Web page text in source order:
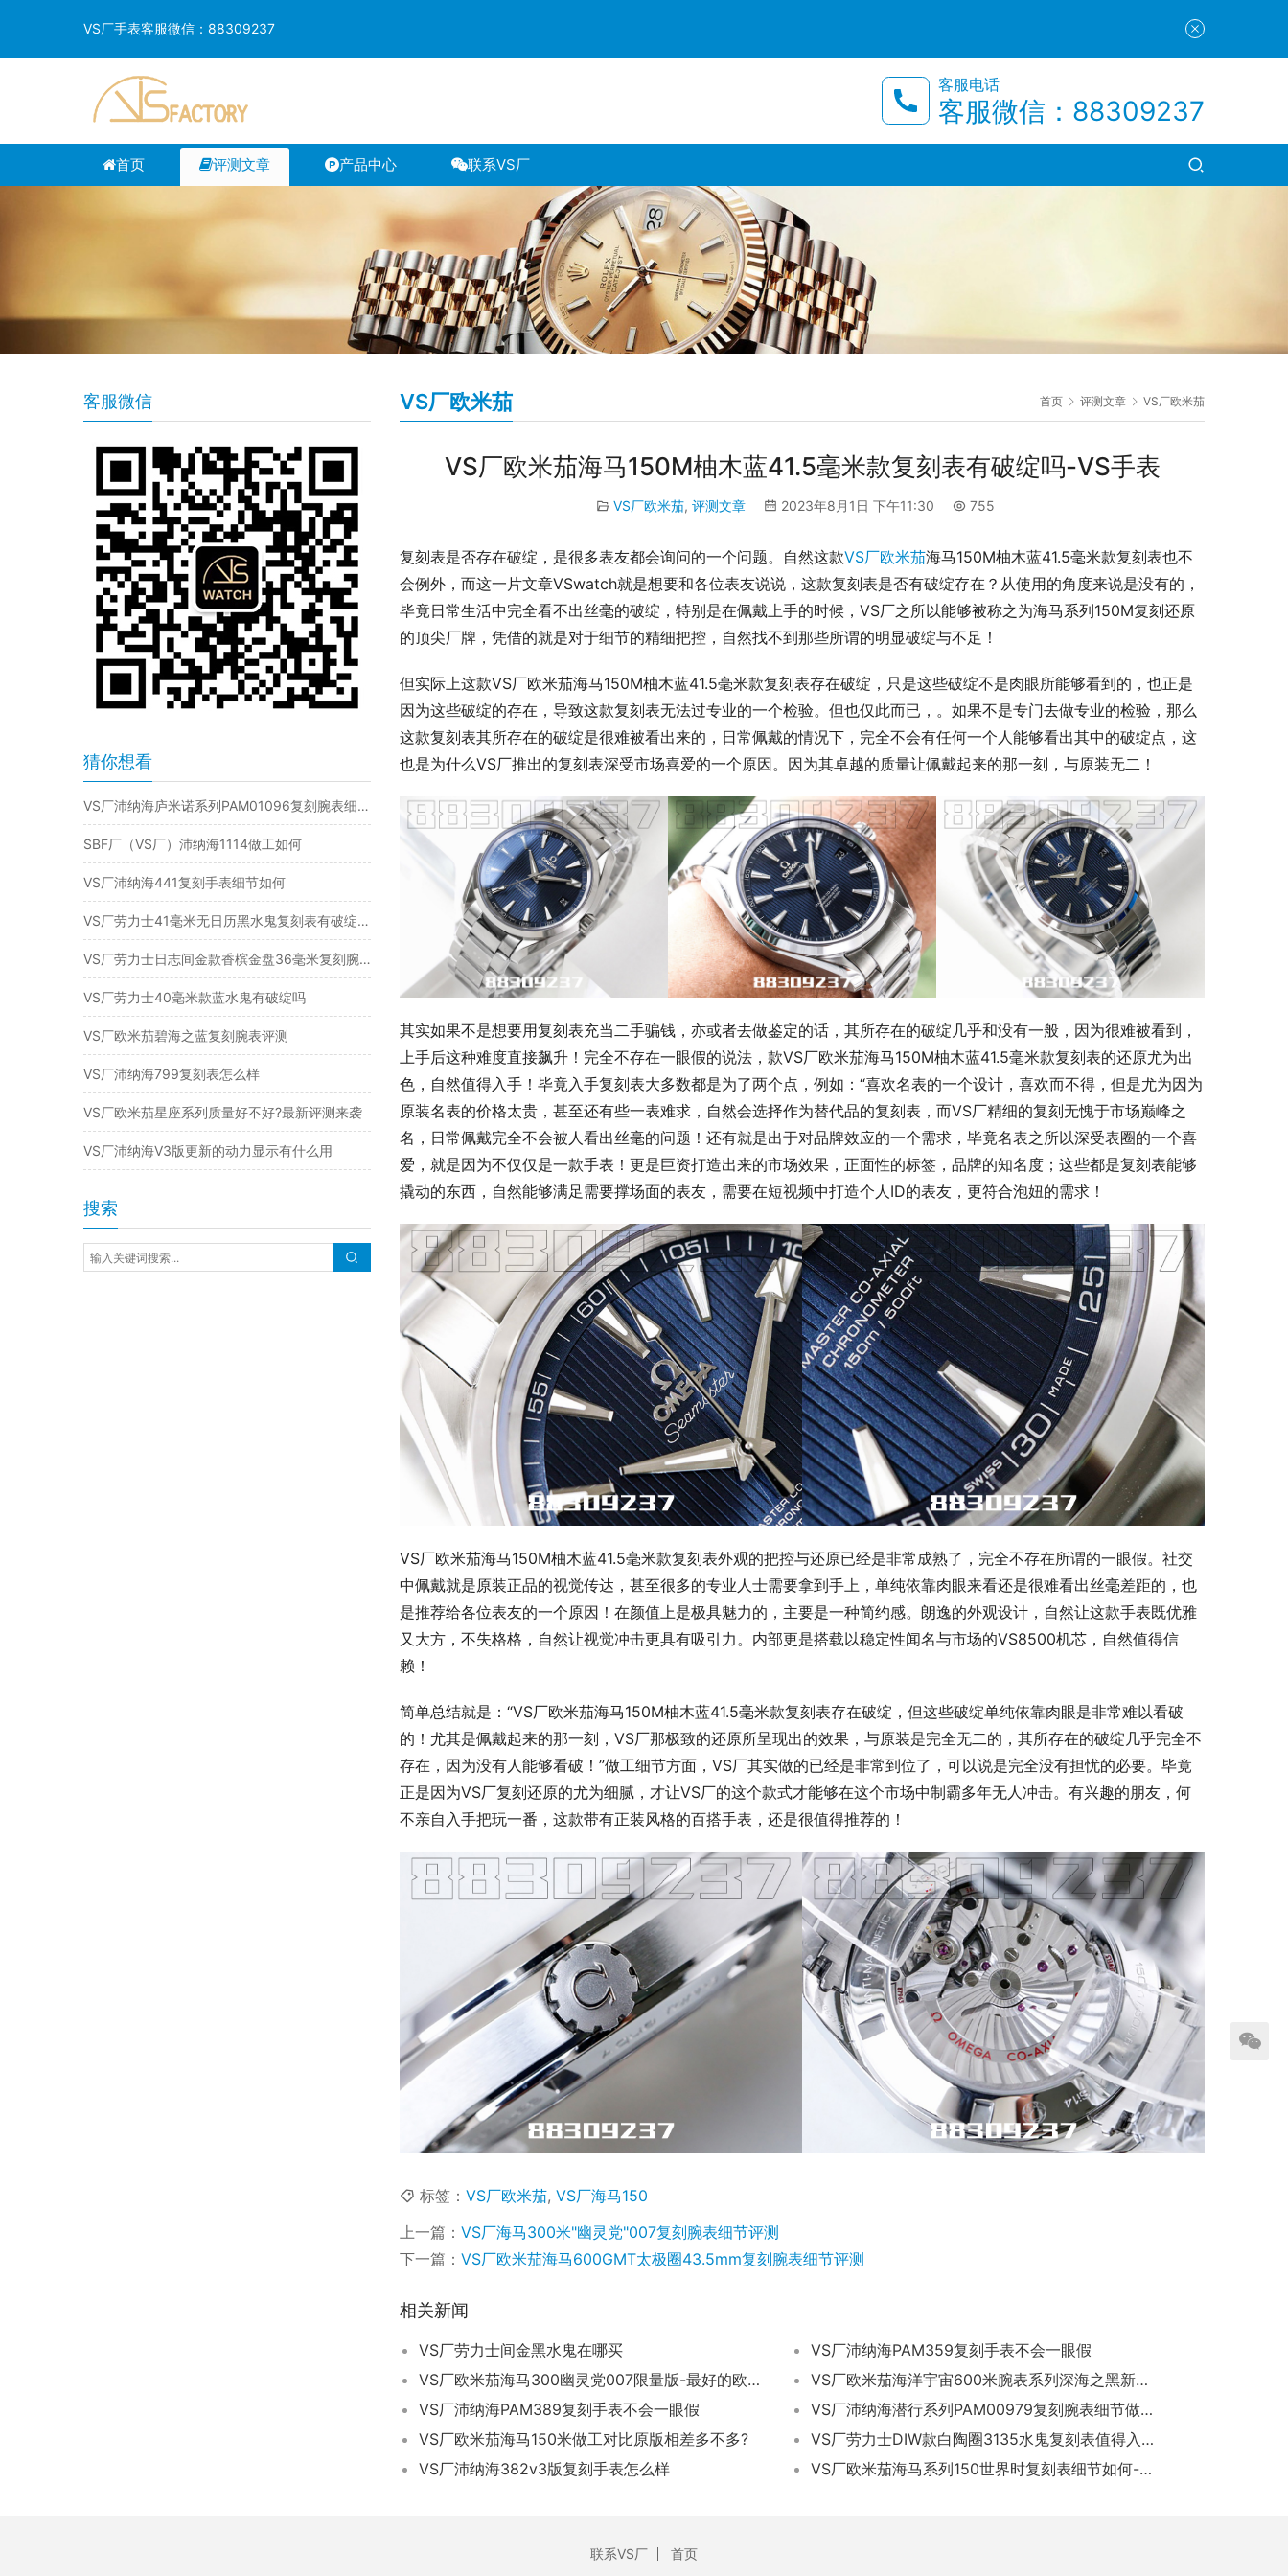
客服电话
客服微信：88309237
首页 评测文章 产品中心 联系VS厂
首页 评测文章 VS厂欧米茄
VS厂欧米茄
VS厂欧米茄海马150M柚木蓝41.5毫米款复刻表有破绽吗-VS手表
VS厂欧米茄, 评测文章 2023年8月1日 下午11:30 755
复刻表是否存在破绽，是很多表友都会询问的一个问题。自然这款VS厂欧米茄海马150M柚木蓝41.5毫米款复刻表也不
会例外，而这一片文章VSwatch就是想要和各位表友说说，这款复刻表是否有破绽存在？从使用的角度来说是没有的，
毕竟日常生活中完全看不出丝毫的破绽，特别是在佩戴上手的时候，VS厂之所以能够被称之为海马系列150M复刻还原
的顶尖厂牌，凭借的就是对于细节的精细把控，自然找不到那些所谓的明显破绽与不足！
但实际上这款VS厂欧米茄海马150M柚木蓝41.5毫米款复刻表存在破绽，只是这些破绽不是肉眼所能够看到的，也正是
因为这些破绽的存在，导致这款复刻表无法过专业的一个检验。但也仅此而已，。如果不是专门去做专业的检验，那么
这款复刻表其所存在的破绽是很难被看出来的，日常佩戴的情况下，完全不会有任何一个人能够看出其中的破绽点，这
也是为什么VS厂推出的复刻表深受市场喜爱的一个原因。因为其卓越的质量让佩戴起来的那一刻，与原装无二！
其实如果不是想要用复刻表充当二手骗钱，亦或者去做鉴定的话，其所存在的破绽几乎和没有一般，因为很难被看到，
上手后这种难度直接飙升！完全不存在一眼假的说法，款VS厂欧米茄海马150M柚木蓝41.5毫米款复刻表的还原尤为出
色，自然值得入手！毕竟入手复刻表大多数都是为了两个点，例如：“喜欢名表的一个设计，喜欢而不得，但是尤为因为
原装名表的价格太贵，甚至还有些一表难求，自然会选择作为替代品的复刻表，而VS厂精细的复刻无愧于市场巅峰之
名，日常佩戴完全不会被人看出丝毫的问题！还有就是出于对品牌效应的一个需求，毕竟名表之所以深受表圈的一个喜
爱，就是因为不仅仅是一款手表！更是巨资打造出来的市场效果，正面性的标签，品牌的知名度；这些都是复刻表能够
撬动的东西，自然能够满足需要撑场面的表友，需要在短视频中打造个人ID的表友，更符合泡妞的需求！
VS厂欧米茄海马150M柚木蓝41.5毫米款复刻表外观的把控与还原已经是非常成熟了，完全不存在所谓的一眼假。社交
中佩戴就是原装正品的视觉传达，甚至很多的专业人士需要拿到手上，单纯依靠肉眼来看还是很难看出丝毫差距的，也
是推荐给各位表友的一个原因！在颜值上是极具魅力的，主要是一种简约感。朗逸的外观设计，自然让这款手表既优雅
又大方，不失格格，自然让视觉冲击更具有吸引力。内部更是搭载以稳定性闻名与市场的VS8500机芯，自然值得信
赖！
简单总结就是：“VS厂欧米茄海马150M柚木蓝41.5毫米款复刻表存在破绽，但这些破绽单纯依靠肉眼是非常难以看破
的！尤其是佩戴起来的那一刻，VS厂那极致的还原所呈现出的效果，与原装是完全无二的，其所存在的破绽几乎完全不
存在，因为没有人能够看破！”做工细节方面，VS厂其实做的已经是非常到位了，可以说是完全没有担忧的必要。毕竟
正是因为VS厂复刻还原的尤为细腻，才让VS厂的这个款式才能够在这个市场中制霸多年无人冲击。有兴趣的朋友，何
不亲自入手把玩一番，这款带有正装风格的百搭手表，还是很值得推荐的！
标签： VS厂欧米茄, VS厂海马150
上一篇： VS厂海马300米"幽灵党"007复刻腕表细节评测
下一篇： VS厂欧米茄海马600GMT太极圈43.5mm复刻腕表细节评测
相关新闻
VS厂劳力士间金黑水鬼在哪买
VS厂沛纳海PAM359复刻手表不会一眼假
VS厂欧米茄海马300幽灵党007限量版-最好的欧米茄复刻表厂家
VS厂欧米茄海洋宇宙600米腕表系列深海之黑新西兰酋长队复刻腕表怎么样
VS厂沛纳海PAM389复刻手表不会一眼假
VS厂沛纳海潜行系列PAM00979复刻腕表细节做工如何-VS手表评测
VS厂欧米茄海马150米做工对比原版相差多不多?
VS厂劳力士DIW款白陶圈3135水鬼复刻表值得入手吗
VS厂沛纳海382v3版复刻手表怎么样
VS厂欧米茄海马系列150世界时复刻表细节如何-VS手表怎么样
客服微信
猜你想看
VS厂沛纳海庐米诺系列PAM01096复刻腕表细节评测
SBF厂（VS厂）沛纳海1114做工如何
VS厂沛纳海441复刻手表细节如何
VS厂劳力士41毫米无日历黑水鬼复刻表有破绽吗（复刻腕表值得入手吗）
VS厂劳力士日志间金款香槟金盘36毫米复刻腕表怎么样
VS厂劳力士40毫米款蓝水鬼有破绽吗
VS厂欧米茄碧海之蓝复刻腕表评测
VS厂沛纳海799复刻表怎么样
VS厂欧米茄星座系列质量好不好?最新评测来袭
VS厂沛纳海V3版更新的动力显示有什么用
搜索
联系VS厂 首页
VS厂手表客服微信：88309237